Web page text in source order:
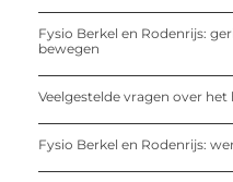
Fysio Berkel en Rodenrijs:
bewegen
Veelgestelde vragen over
Fysio Berkel en Rodenrijs: